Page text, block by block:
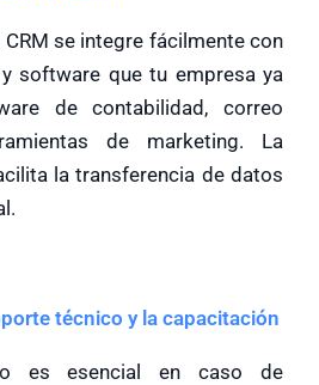
se integre fácilmente con
software que tu empresa ya
de contabilidad, correo
de marketing. La
la transferencia de datos
técnico y la capacitación
es esencial en caso de